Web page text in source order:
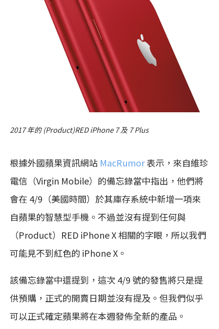
2017 年的 (Product)RED iPhone 7 及 7 Plus
根據外國蘋果資訊網站 MacRumor表示，來自維珍
電信（Virgin Mobile）的備忘錄當中指出，他們將
會在 4/9（美國時間）於其庫存系統中新增一項來
自蘋果的智慧型手機。不過並沒有提到任何與
（Product）RED iPhone X 相關的字眼，所以我們
可能見不到紅色的 iPhone X。
該備忘錄當中還提到，這次 4/9 號的發售將只是提
供預購，正式的開賣日期並沒有提及。但我們似乎
可以正式確定蘋果將在本週發佈全新的產品。